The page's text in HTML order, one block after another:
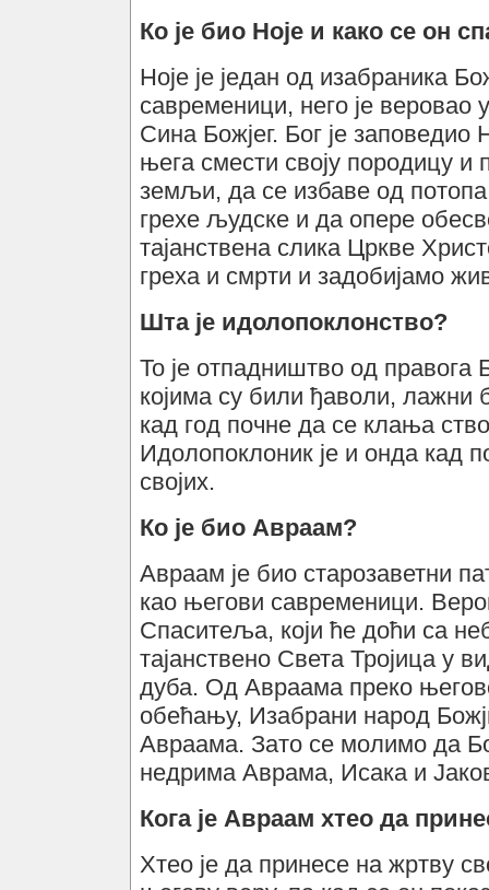
Ко је био Ноје и како се он
Ноје је један од изабраника
савременици, него је веровао
Сина Божјег. Бог је заповедио
њега смести своју породицу
земљи, да се избаве од
грехе људске и да опере
тајанствена слика Цркве
греха и смрти и задобијамо
Шта је идолопоклонство?
То је отпадништво од
којима су били ђаволи, лажни
кад год почне да се клања
Идолопоклоник је и онда кад
својих.
Ко је био Авраам?
Авраам је био старозаветни
као његови савременици.
Спаситеља, који ће доћи са
тајанствено Света Тројица у
дуба. Од Авраама преко
обећању, Изабрани народ
Авраама. Зато се молимо да
недрима Аврама, Исака и
Кога је Авраам хтео да
Хтео је да принесе на жртву